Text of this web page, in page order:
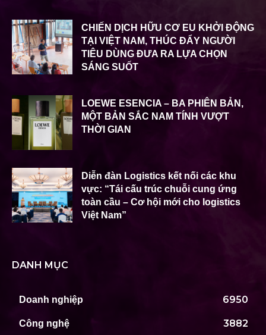
CHIẾN DỊCH HỮU CƠ EU KHỞI ĐỘNG
TẠI VIỆT NAM, THÚC ĐẨY NGƯỜI
TIÊU DÙNG ĐƯA RA LỰA CHỌN
SÁNG SUỐT
LOEWE ESENCIA – BA PHIÊN BẢN,
MỘT BẢN SẮC NAM TÍNH VƯỢT
THỜI GIAN
Diễn đàn Logistics kết nối các khu
vực: “Tái cấu trúc chuỗi cung ứng
toàn cầu – Cơ hội mới cho logistics
Việt Nam”
DANH MỤC
Doanh nghiệp 6950
Công nghệ 3882